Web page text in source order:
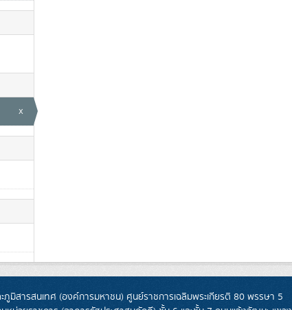
x
มิสารสนเทศ (องค์การมหาชน) ศูนย์ราชการเฉลิมพระเกียรติ 80 พรรษา 5